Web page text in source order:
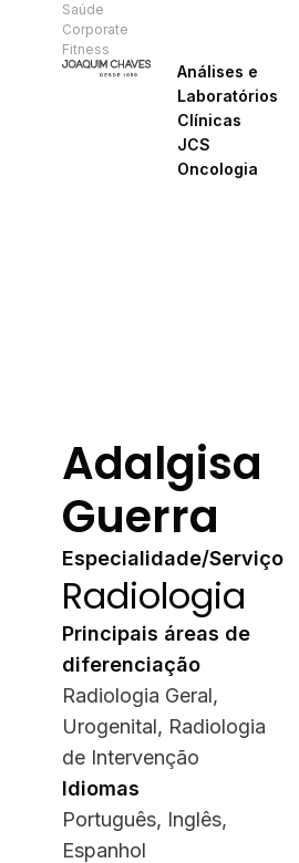
Saúde
Corporate
Fitness
Análises e
Laboratórios
Clínicas
JCS
Oncologia
Adalgisa
Guerra
Especialidade/Serviço
Radiologia
Principais áreas de
diferenciação
Radiologia Geral,
Urogenital, Radiologia
de Intervenção
Idiomas
Português, Inglês,
Espanhol